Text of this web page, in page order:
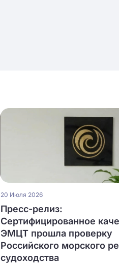
20 Июля 2026
Пресс-релиз:
Сертифицированное
ЭМЦТ прошла проверку
Российского морского
судоходства